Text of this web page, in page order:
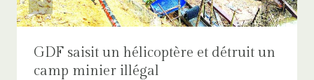
GDF saisit un hélicoptère et détruit un
camp minier illégal